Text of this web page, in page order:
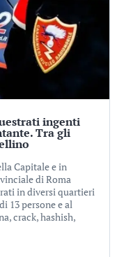
ingenti
Tra gli
Capitale e in
di Roma
in diversi quartieri
13 persone e al
crack, hashish,